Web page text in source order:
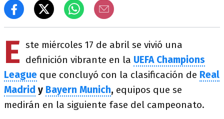
E ste miércoles 17 de abril se vivió una
definición vibrante en la UEFA Champions
League que concluyó con la clasificación de Real
Madrid y Bayern Munich, equipos que se
medirán en la siguiente fase del campeonato.